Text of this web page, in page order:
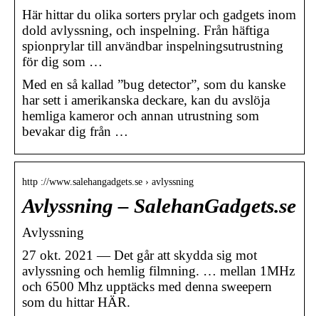
Här hittar du olika sorters prylar och gadgets inom
dold avlyssning, och inspelning. Från häftiga
spionprylar till användbar inspelningsutrustning
för dig som …
Med en så kallad ”bug detector”, som du kanske
har sett i amerikanska deckare, kan du avslöja
hemliga kameror och annan utrustning som
bevakar dig från …
http ://www.salehangadgets.se › avlyssning
Avlyssning – SalehanGadgets.se
Avlyssning
27 okt. 2021 — Det går att skydda sig mot
avlyssning och hemlig filmning. … mellan 1MHz
och 6500 Mhz upptäcks med denna sweepern
som du hittar HÄR.